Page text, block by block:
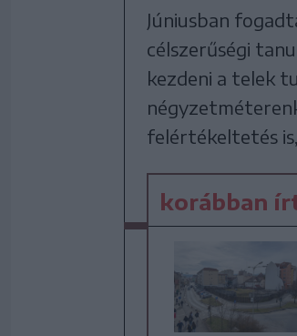
Júniusban
célszerűségi
kezdeni a telek
felértékeltetés
korábban